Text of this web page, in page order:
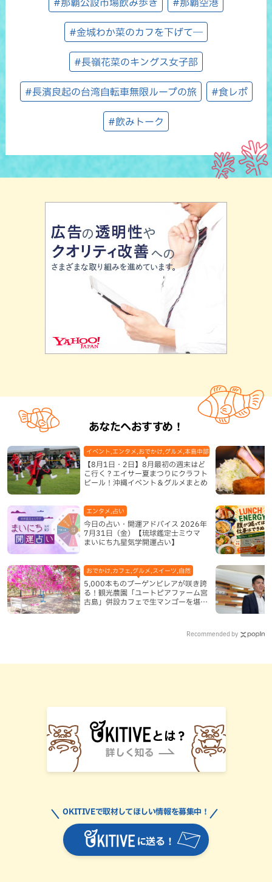
#那覇公設市場飲み歩き #那覇空港
#金城わか菜のカフを下げて―
#長嶺花菜のキングス女子部
#長濱良起の台湾自転車無限ループの旅 #食レポ
#飲みトーク
あなたへおすすめ！
【8月1日・2日】8月最初の週末はど
こ行く？エイサー夏まつりにクラフト
ビール！沖縄イベント＆グルメまとめ
イベント,エンタメ,おでかけ,グルメ,本島中部,本島北部,本島南部
今日の占い・開運アドバイス 2026年
7月31日（金）【琉球鑑定士ミウマ
まいにち九星気学開運占い】
エンタメ,占い
5,000本ものブーゲンビレアが咲き誇
る！観光農園「ユートピアファーム宮
古島」併設カフェで生マンゴーを堪能
おでかけ,カフェ,グルメ,スイーツ,自然
Recommended by
に送る！
OKITIVEで取材してほしい情報を募集中！